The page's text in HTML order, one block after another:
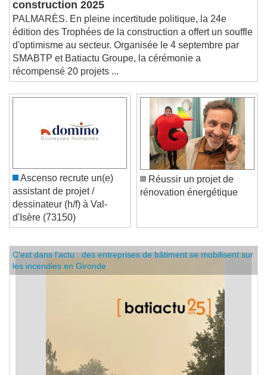
construction 2025
PALMARÈS. En pleine incertitude politique, la 24e
édition des Trophées de la construction a offert un souffle
d'optimisme au secteur. Organisée le 4 septembre par
SMABTP et Batiactu Groupe, la cérémonie a
récompensé 20 projets ...
Ascenso recrute un(e)
assistant de projet /
dessinateur (h/f) à Val-
d'Isère (73150)
Réussir un projet de
C'est dans l'actu : des entreprises de bâtiment se mobilisent sur
les incendies en Gironde